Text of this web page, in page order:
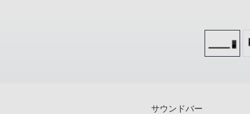
サウンドバー